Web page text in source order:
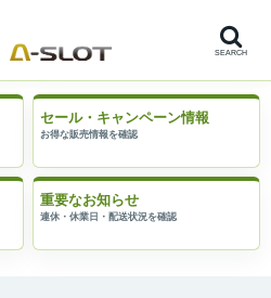
SEARCH
セール・キャンペーン情報
重要なお知らせ